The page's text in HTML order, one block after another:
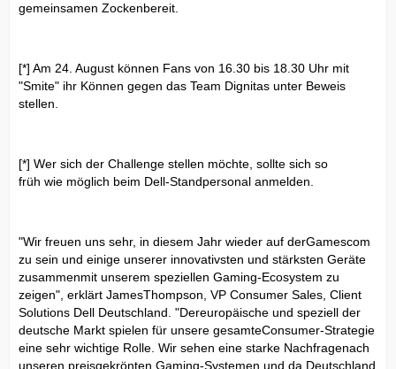
gemeinsamen Zockenbereit.
[*] Am 24. August können Fans von 16.30 bis 18.30 Uhr mit
"Smite" ihr Können gegen das Team Dignitas unter Beweis
stellen.
[*] Wer sich der Challenge stellen möchte, sollte sich so
früh wie möglich beim Dell-Standpersonal anmelden.
"Wir freuen uns sehr, in diesem Jahr wieder auf derGamescom
zu sein und einige unserer innovativsten und stärksten Geräte
zusammenmit unserem speziellen Gaming-Ecosystem zu
zeigen", erklärt JamesThompson, VP Consumer Sales, Client
Solutions Dell Deutschland. "Dereuropäische und speziell der
deutsche Markt spielen für unsere gesamteConsumer-Strategie
eine sehr wichtige Rolle. Wir sehen eine starke Nachfragenach
unseren preisgekrönten Gaming-Systemen und da Deutschland